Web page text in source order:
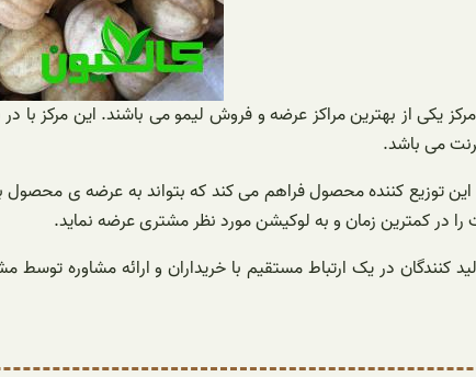
یکی از بهترین مراکز عرضه و فروش لیمو می باشند. این مرکز با
می باشد.
این توزیع کننده محصول فراهم می کند که بتواند به عرضه ی
در کمترین زمان و به لوکیشن مورد نظر مشتری عرضه نماید.
در یک ارتباط مستقیم با خریداران و ارائه مشاوره